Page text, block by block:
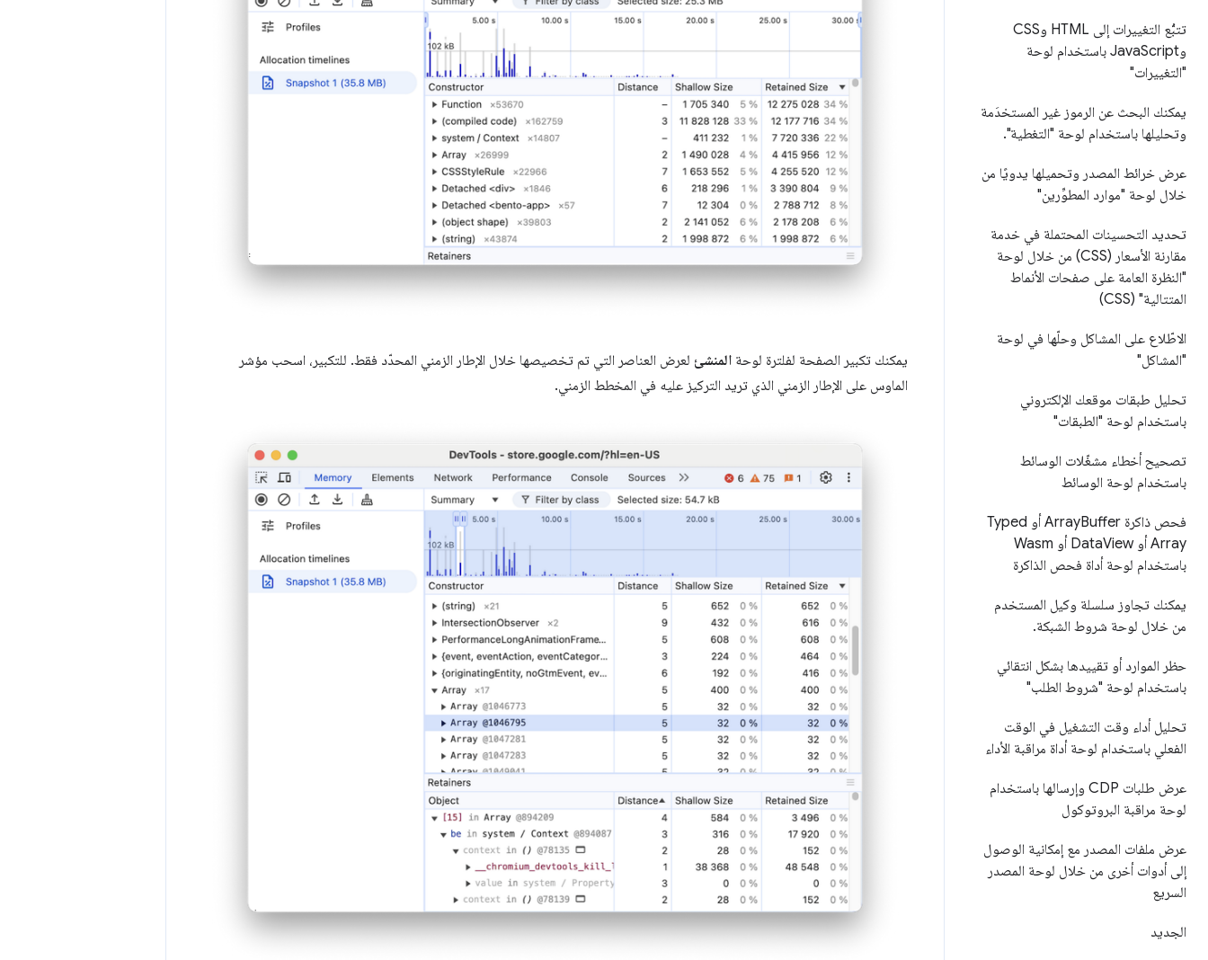
تتبُّع التغييرات إلى HTML وCSS
وJava
Script باستخدام لوحة
"التغييرات"
يمكنك البحث عن الرموز غير المستخدَمة
وتحليلها باستخدام لوحة "التغطية".
عرض خرائط المصدر وتحميلها يدويًا من
خلال لوحة "موارد المطوِّرين"
تحديد التحسينات المحتملة في خدمة
مقارنة الأسعار (CSS) من خلال لوحة
"النظرة العامة على صفحات الأنماط
المتتالية" (CSS)
الاطّلاع على المشاكل وحلّها في لوحة
"المشاكل"
تحليل طبقات موقعك الإلكتروني
باستخدام لوحة "الطبقات"
تصحيح أخطاء مشغّلات الوسائط
باستخدام لوحة الوسائط
فحص ذاكرة Array Buffer أو Typed
Array أو Data
View أو Wasm
باستخدام لوحة أداة فحص الذاكرة
يمكنك تجاوز سلسلة وكيل المستخدم
من خلال لوحة شروط الشبكة.
حظر الموارد أو تقييدها بشكل انتقائي
باستخدام لوحة "شروط الطلب"
تحليل أداء وقت التشغيل في الوقت
الفعلي باستخدام لوحة أداة مراقبة الأداء
عرض طلبات CDP وإرسالها باستخدام
لوحة مراقبة البروتوكول
عرض ملفات المصدر مع إمكانية الوصول
إلى أدوات أخرى من خلال لوحة المصدر
السريع
الجديد
يمكنك تكبير الصفحة لفلترة لوحة المنشئ لعرض العناصر التي تم تخصيصها خلال الإطار الزمني المحدّد فقط. للتكبير، اسحب مؤشر
الماوس على الإطار الزمني الذي تريد التركيز عليه في المخطط الزمني.